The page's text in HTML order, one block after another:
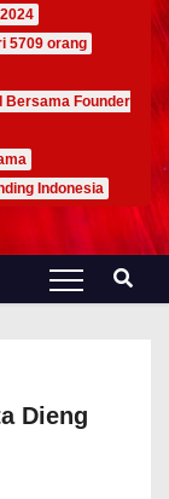
5709 orang
Bersama Founder
Indonesia
Dieng